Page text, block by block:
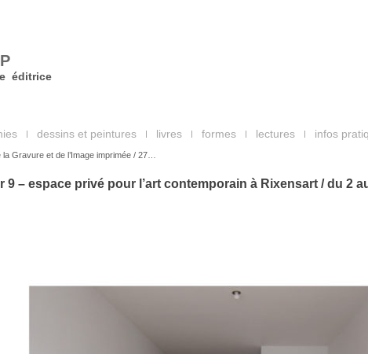
éditrice
dessins et peintures livres formes lectures infos
Gravure et de l’Image imprimée / 27…
9 – espace privé pour l’art contemporain à Rixensart / du 2